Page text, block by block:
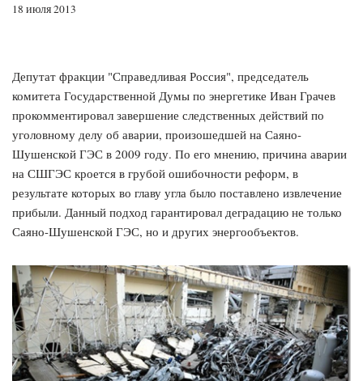
18 июля 2013
Депутат фракции "Справедливая Россия", председатель
комитета Государственной Думы по энергетике Иван Грачев
прокомментировал завершение следственных действий по
уголовному делу об аварии, произошедшей на Саяно-
Шушенской ГЭС в 2009 году. По его мнению, причина аварии
на СШГЭС кроется в грубой ошибочности реформ, в
результате которых во главу угла было поставлено извлечение
прибыли. Данный подход гарантировал деградацию не только
Саяно-Шушенской ГЭС, но и других энергообъектов.